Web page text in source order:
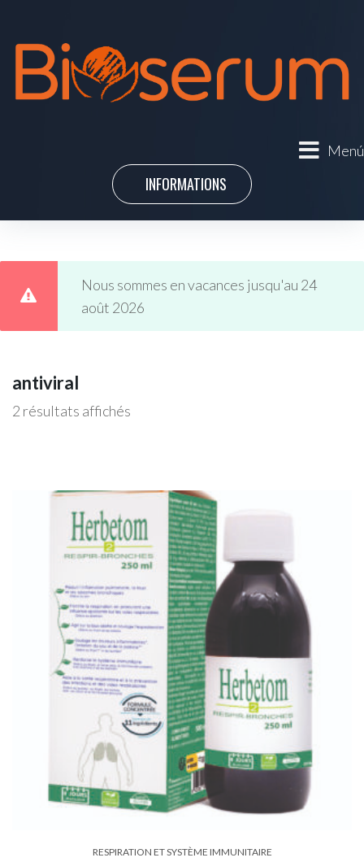
Menú
INFORMATIONS
Nous sommes en vacances jusqu'au 24
août 2026
antiviral
2 résultats affichés
RESPIRATION ET SYSTÈME IMMUNITAIRE